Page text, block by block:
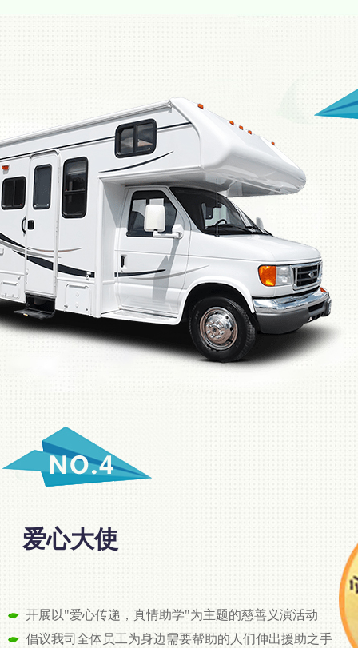
爱心大使
开展以"爱心传递，真情助学"为主题的慈善义演活动
倡议我司全体员工为身边需要帮助的人们伸出援助之手